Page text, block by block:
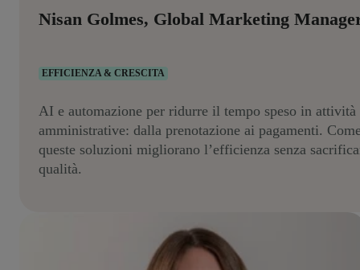
Nisan Golmes, Global Marketing
EFFICIENZA & CRESCITA
AI e automazione per ridurre il tempo speso in attività
amministrative: dalla prenotazione ai pagamenti.
queste soluzioni migliorano l’efficienza senza
qualità.